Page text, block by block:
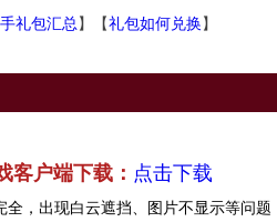
礼包汇总】【礼包如何兑换】
客户端下载： 点击下载
，出现白云遮挡、图片不显示等问题